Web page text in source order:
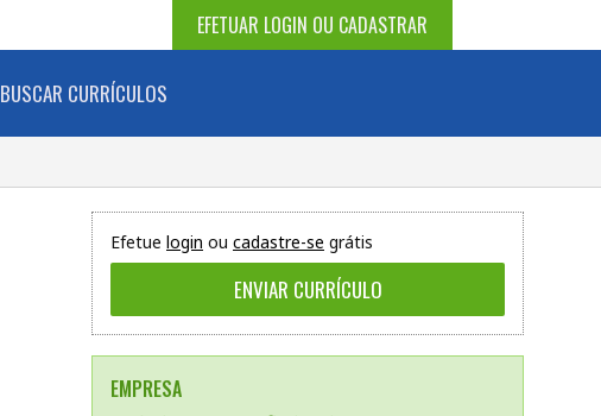
EFETUAR LOGIN OU CADASTRAR
BUSCAR CURRÍCULOS
Efetue login ou cadastre-se grátis
EMPRESA